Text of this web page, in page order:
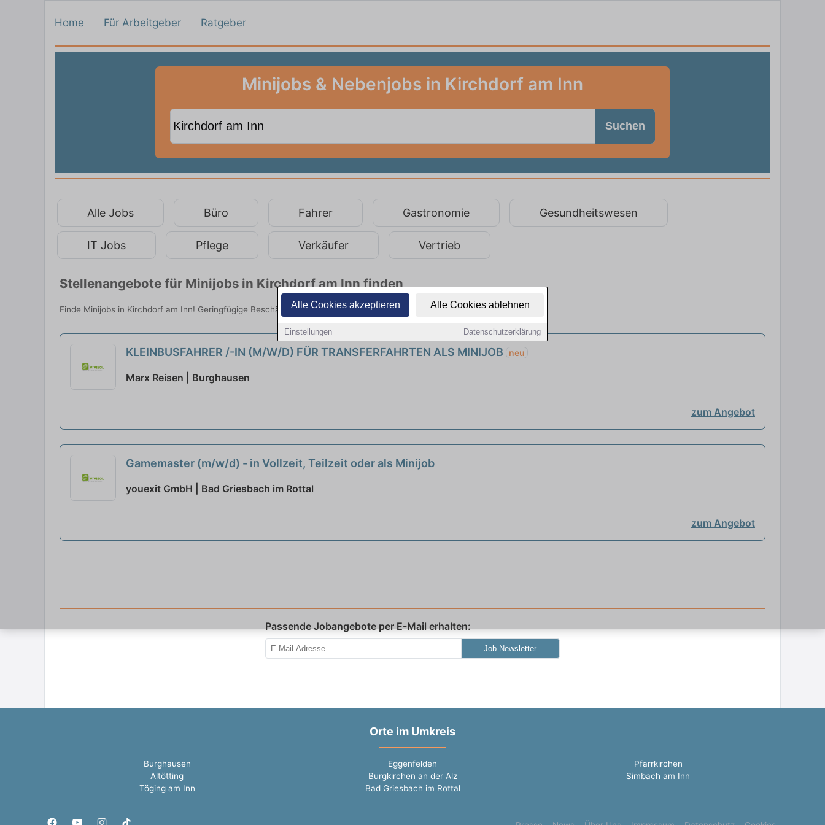
Alle Cookies akzeptieren Alle Cookies ablehnen
Einstellungen Datenschutzerklärung
Home Für Arbeitgeber Ratgeber
Minijobs & Nebenjobs in Kirchdorf am Inn
Suchen
Alle Jobs Büro Fahrer Gastronomie Gesundheitswesen
IT Jobs Pflege Verkäufer Vertrieb
Stellenangebote für Minijobs in Kirchdorf am Inn finden
Finde Minijobs in Kirchdorf am Inn! Geringfügige Beschäftigung bis 556 Euro. Jetzt bewerben!
KLEINBUSFAHRER /-IN (M/W/D) FÜR TRANSFERFAHRTEN ALS MINIJOB neu
Marx Reisen | Burghausen
zum Angebot
Gamemaster (m/w/d) - in Vollzeit, Teilzeit oder als Minijob
youexit GmbH | Bad Griesbach im Rottal
zum Angebot
Passende Jobangebote per E-Mail erhalten:
Job Newsletter
Orte im Umkreis
Burghausen Eggenfelden
Pfarrkirchen
Altötting
Burgkirchen an der Alz
Simbach am Inn
Töging am Inn
Bad Griesbach im Rottal